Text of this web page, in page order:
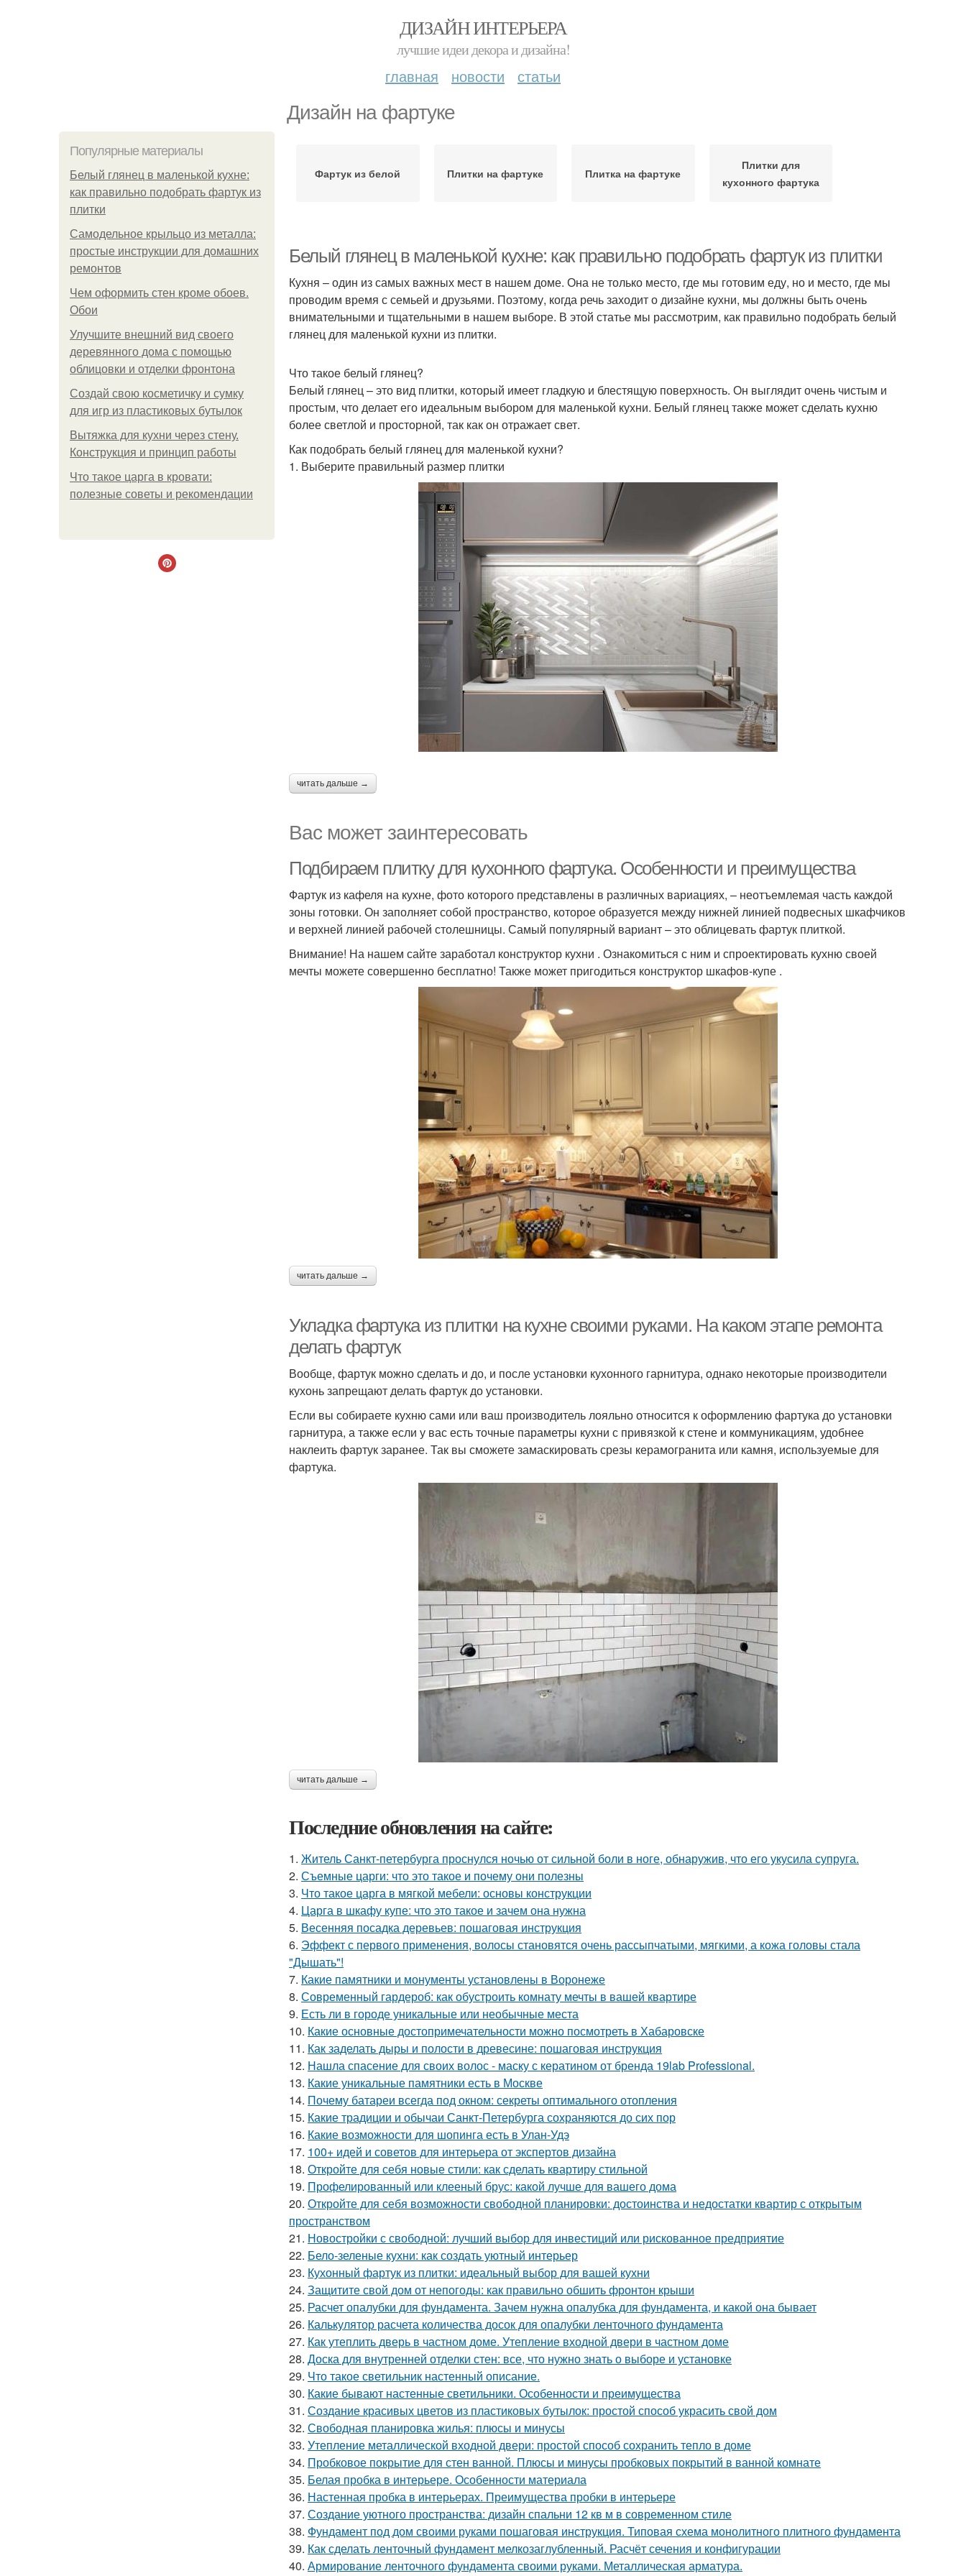
ДИЗАЙН ИНТЕРЬЕРА
лучшие идеи декора и дизайна!
главная новости статьи
Дизайн на фартуке
Популярные материалы
Белый глянец в маленькой кухне:
как правильно подобрать фартук из
плитки
Самодельное крыльцо из металла:
простые инструкции для домашних
ремонтов
Чем оформить стен кроме обоев.
Обои
Улучшите внешний вид своего
деревянного дома с помощью
облицовки и отделки фронтона
Создай свою косметичку и сумку
для игр из пластиковых бутылок
Вытяжка для кухни через стену.
Конструкция и принцип работы
Что такое царга в кровати:
полезные советы и рекомендации
Фартук из белой Плитки на фартуке Плитка на фартуке
Плитки для
кухонного фартука
Белый глянец в маленькой кухне: как правильно подобрать фартук из плитки
Кухня – один из самых важных мест в нашем доме. Она не только место, где мы готовим еду, но и место, где мы
проводим время с семьей и друзьями. Поэтому, когда речь заходит о дизайне кухни, мы должны быть очень
внимательными и тщательными в нашем выборе. В этой статье мы рассмотрим, как правильно подобрать белый
глянец для маленькой кухни из плитки.
Что такое белый глянец?
Белый глянец – это вид плитки, который имеет гладкую и блестящую поверхность. Он выглядит очень чистым и
простым, что делает его идеальным выбором для маленькой кухни. Белый глянец также может сделать кухню
более светлой и просторной, так как он отражает свет.
Как подобрать белый глянец для маленькой кухни?
1. Выберите правильный размер плитки
читать дальше →
Вас может заинтересовать
Подбираем плитку для кухонного фартука. Особенности и преимущества
Фартук из кафеля на кухне, фото которого представлены в различных вариациях, – неотъемлемая часть каждой
зоны готовки. Он заполняет собой пространство, которое образуется между нижней линией подвесных шкафчиков
и верхней линией рабочей столешницы. Самый популярный вариант – это облицевать фартук плиткой.
Внимание! На нашем сайте заработал конструктор кухни . Ознакомиться с ним и спроектировать кухню своей
мечты можете совершенно бесплатно! Также может пригодиться конструктор шкафов-купе .
читать дальше →
Укладка фартука из плитки на кухне своими руками. На каком этапе ремонта
делать фартук
Вообще, фартук можно сделать и до, и после установки кухонного гарнитура, однако некоторые производители
кухонь запрещают делать фартук до установки.
Если вы собираете кухню сами или ваш производитель лояльно относится к оформлению фартука до установки
гарнитура, а также если у вас есть точные параметры кухни с привязкой к стене и коммуникациям, удобнее
наклеить фартук заранее. Так вы сможете замаскировать срезы керамогранита или камня, используемые для
фартука.
читать дальше →
Последние обновления на сайте:
1. Житель Санкт-петербурга проснулся ночью от сильной боли в ноге, обнаружив, что его укусила супруга.
2. Съемные царги: что это такое и почему они полезны
3. Что такое царга в мягкой мебели: основы конструкции
4. Царга в шкафу купе: что это такое и зачем она нужна
5. Весенняя посадка деревьев: пошаговая инструкция
6. Эффект с первого применения, волосы становятся очень рассыпчатыми, мягкими, а кожа головы стала
"Дышать"!
7. Какие памятники и монументы установлены в Воронеже
8. Современный гардероб: как обустроить комнату мечты в вашей квартире
9. Есть ли в городе уникальные или необычные места
10. Какие основные достопримечательности можно посмотреть в Хабаровске
11. Как заделать дыры и полости в древесине: пошаговая инструкция
12. Нашла спасение для своих волос - маску с кератином от бренда 19lab Professional.
13. Какие уникальные памятники есть в Москве
14. Почему батареи всегда под окном: секреты оптимального отопления
15. Какие традиции и обычаи Санкт-Петербурга сохраняются до сих пор
16. Какие возможности для шопинга есть в Улан-Удэ
17. 100+ идей и советов для интерьера от экспертов дизайна
18. Откройте для себя новые стили: как сделать квартиру стильной
19. Профелированный или клееный брус: какой лучше для вашего дома
20. Откройте для себя возможности свободной планировки: достоинства и недостатки квартир с открытым
пространством
21. Новостройки с свободной: лучший выбор для инвестиций или рискованное предприятие
22. Бело-зеленые кухни: как создать уютный интерьер
23. Кухонный фартук из плитки: идеальный выбор для вашей кухни
24. Защитите свой дом от непогоды: как правильно обшить фронтон крыши
25. Расчет опалубки для фундамента. Зачем нужна опалубка для фундамента, и какой она бывает
26. Калькулятор расчета количества досок для опалубки ленточного фундамента
27. Как утеплить дверь в частном доме. Утепление входной двери в частном доме
28. Доска для внутренней отделки стен: все, что нужно знать о выборе и установке
29. Что такое светильник настенный описание.
30. Какие бывают настенные светильники. Особенности и преимущества
31. Создание красивых цветов из пластиковых бутылок: простой способ украсить свой дом
32. Свободная планировка жилья: плюсы и минусы
33. Утепление металлической входной двери: простой способ сохранить тепло в доме
34. Пробковое покрытие для стен ванной. Плюсы и минусы пробковых покрытий в ванной комнате
35. Белая пробка в интерьере. Особенности материала
36. Настенная пробка в интерьерах. Преимущества пробки в интерьере
37. Создание уютного пространства: дизайн спальни 12 кв м в современном стиле
38. Фундамент под дом своими руками пошаговая инструкция. Типовая схема монолитного плитного фундамента
39. Как сделать ленточный фундамент мелкозаглубленный. Расчёт сечения и конфигурации
40. Армирование ленточного фундамента своими руками. Металлическая арматура.